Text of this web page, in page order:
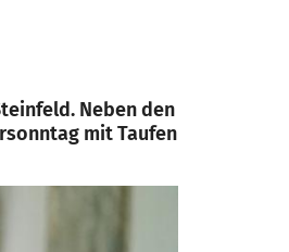
Neben den
mit Taufen